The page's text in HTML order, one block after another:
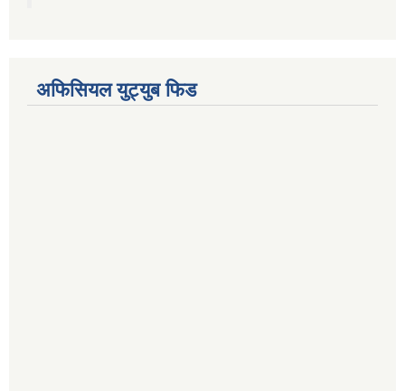
अफिसियल युट्युब फिड